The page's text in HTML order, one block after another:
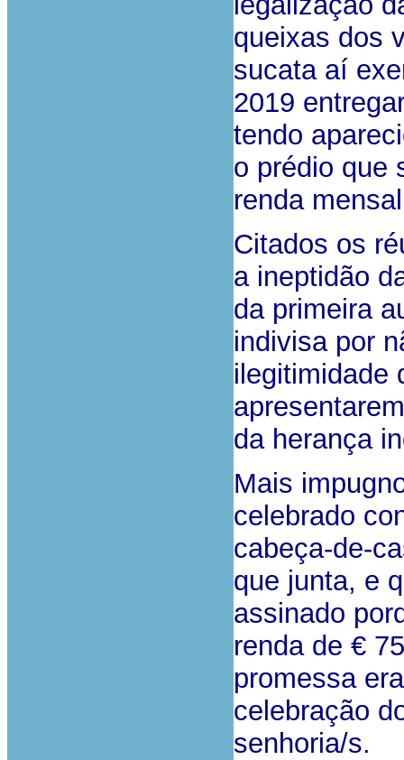
queixas dos
sucata aí
2019
tendo
o prédio que
renda
Citados os
a ineptidão
da primeira
indivisa por
ilegitimidade
da herança
Mais
celebrado
cabeça-de-
que junta, e
assinado
renda de €
promessa
celebração
senhoria/s.